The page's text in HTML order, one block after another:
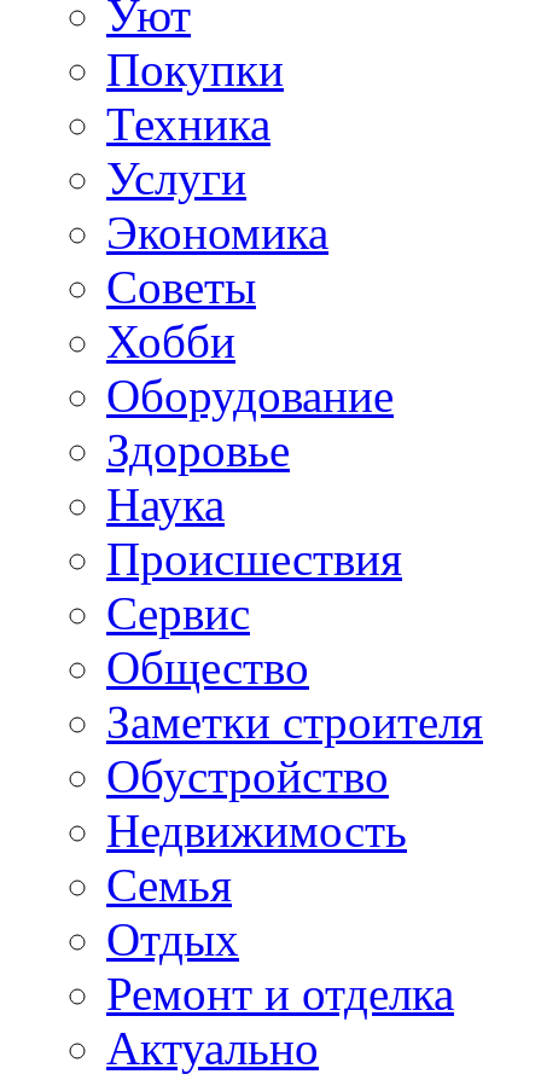
Уют
Покупки
Техника
Услуги
Экономика
Советы
Хобби
Oборудование
Здоровье
Наука
Происшествия
Сервис
Общество
Заметки строителя
Обустройство
Недвижимость
Семья
Отдых
Ремонт и отделка
Актуально